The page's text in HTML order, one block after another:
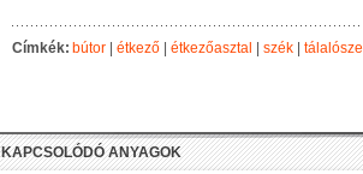
Címkék: bútor étkező étkezőasztal szék
KAPCSOLÓDÓ ANYAGOK